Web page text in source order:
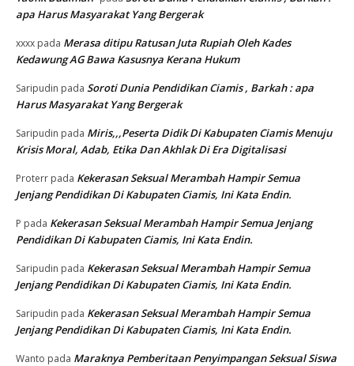
apa Harus Masyarakat Yang Bergerak
xxxx pada Merasa ditipu Ratusan Juta Rupiah Oleh Kades
Kedawung AG Bawa Kasusnya Kerana Hukum
Saripudin pada Soroti Dunia Pendidikan Ciamis , Barkah : apa
Harus Masyarakat Yang Bergerak
Saripudin pada Miris,,,Peserta Didik Di Kabupaten Ciamis Menuju
Krisis Moral, Adab, Etika Dan Akhlak Di Era Digitalisasi
Proterr pada Kekerasan Seksual Merambah Hampir Semua
Jenjang Pendidikan Di Kabupaten Ciamis, Ini Kata Endin.
P pada Kekerasan Seksual Merambah Hampir Semua Jenjang
Pendidikan Di Kabupaten Ciamis, Ini Kata Endin.
Saripudin pada Kekerasan Seksual Merambah Hampir Semua
Jenjang Pendidikan Di Kabupaten Ciamis, Ini Kata Endin.
Saripudin pada Kekerasan Seksual Merambah Hampir Semua
Jenjang Pendidikan Di Kabupaten Ciamis, Ini Kata Endin.
Wanto pada Maraknya Pemberitaan Penyimpangan Seksual Siswa